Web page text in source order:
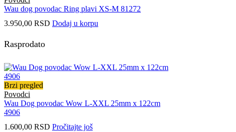
Wau dog povodac Ring plavi XS-M 81272
3.950,00 RSD Dodaj u korpu
Rasprodato
Brzi pregled
Povodci
Wau Dog povodac Wow L-XXL 25mm x 122cm
4906
1.600,00 RSD Pročitajte još